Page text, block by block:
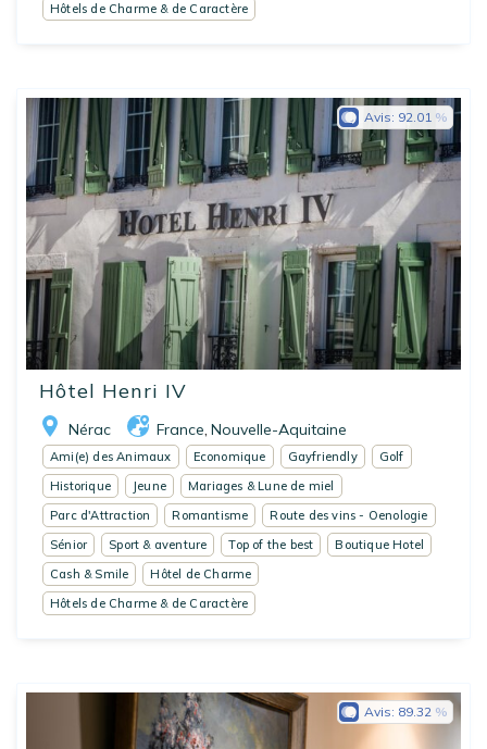
Hôtels de Charme & de Caractère
Hôtel Henri IV
Nérac France Nouvelle-Aquitaine
Avis: 92.01
Ami(e) des Animaux Economique Gayfriendly
Golf
Historique
Jeune
Mariages & Lune de miel
Parc d'Attraction
Romantisme
Route des vins - Oenologie
Sénior
Sport & aventure Top of the best
Boutique Hotel
Cash & Smile
Hôtel de Charme
Hôtels de Charme & de Caractère
Avis: 89.32